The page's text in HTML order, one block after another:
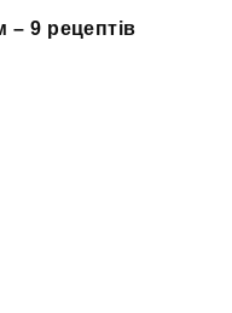
– 9 рецептів